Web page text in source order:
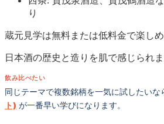
り
蔵元見学は無料または低料金で楽しめ
日本酒の歴史と造りを肌で感じられま
飲み比べたい
同じテーマで複数銘柄を一気に試したいな
ト) が一番早い学びになります。